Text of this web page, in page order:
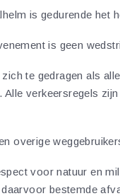
is gedurende het
is geen
te gedragen als
verkeersregels
overige
voor natuur en
bestemde